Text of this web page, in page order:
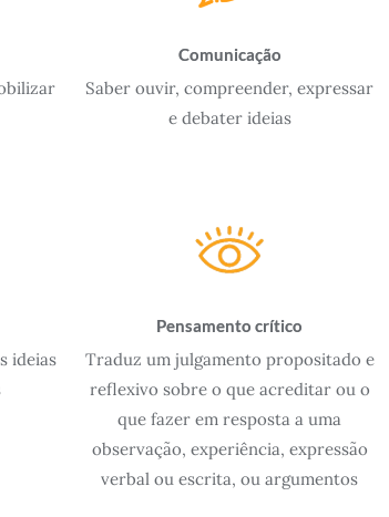
Comunicação
Saber ouvir, compreender, expressar
e debater ideias
ideias
Pensamento crítico
Traduz um julgamento propositado e
reflexivo sobre o que acreditar ou o
que fazer em resposta a uma
observação, experiência, expressão
verbal ou escrita, ou argumentos